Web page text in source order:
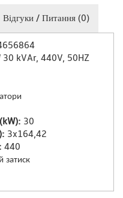
Відгуки / Питання (0)
30 kVAr, 440V, 50HZ
30
3x164,42
440
затиск